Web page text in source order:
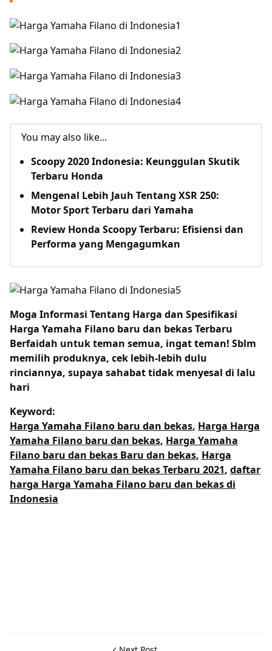
You may also like...
Scoopy 2020 Indonesia: Keunggulan Skutik
Terbaru Honda
Mengenal Lebih Jauh Tentang XSR 250:
Motor Sport Terbaru dari Yamaha
Review Honda Scoopy Terbaru: Efisiensi dan
Performa yang Mengagumkan
Moga Informasi Tentang Harga dan Spesifikasi
Harga Yamaha Filano baru dan bekas Terbaru
Berfaidah untuk teman semua, ingat teman! Sblm
memilih produknya, cek lebih-lebih dulu
rinciannya, supaya sahabat tidak menyesal di lalu
hari
Keyword:
Harga Yamaha Filano baru dan bekas, Harga Harga
Yamaha Filano baru dan bekas, Harga Yamaha
Filano baru dan bekas Baru dan bekas, Harga
Yamaha Filano baru dan bekas Terbaru 2021, daftar
harga Harga Yamaha Filano baru dan bekas di
Indonesia